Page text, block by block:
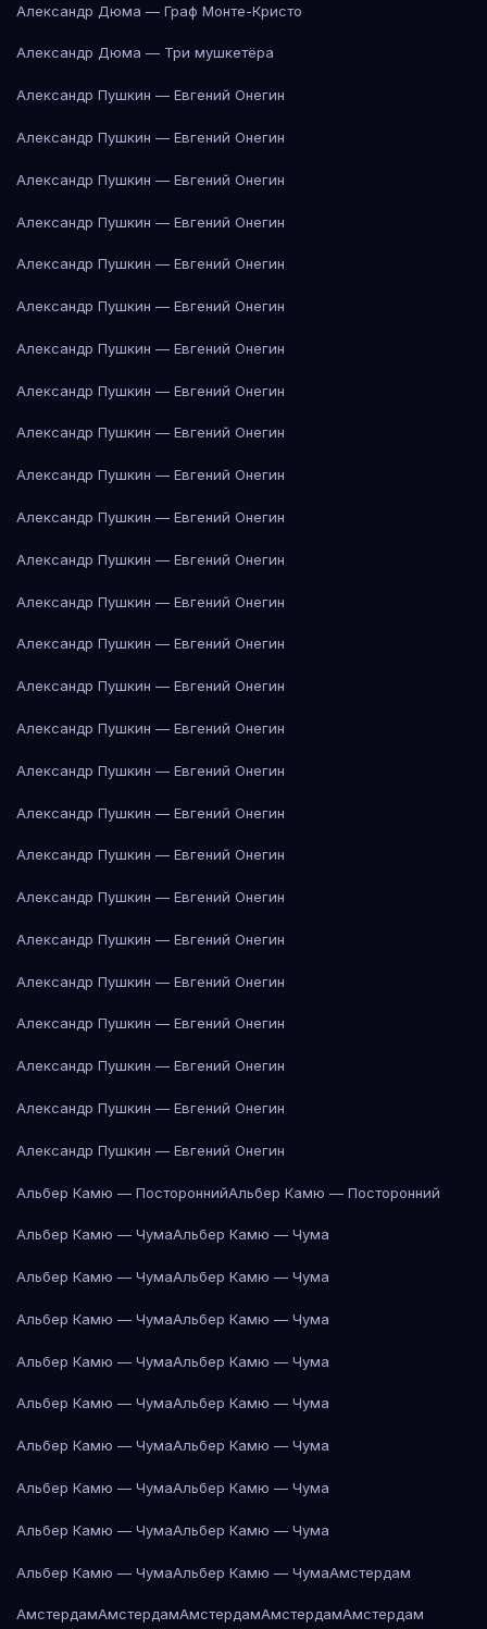
Александр Дюма — Граф Монте-Кристо
Александр Дюма — Три мушкетёра
Александр Пушкин — Евгений Онегин
Александр Пушкин — Евгений Онегин
Александр Пушкин — Евгений Онегин
Александр Пушкин — Евгений Онегин
Александр Пушкин — Евгений Онегин
Александр Пушкин — Евгений Онегин
Александр Пушкин — Евгений Онегин
Александр Пушкин — Евгений Онегин
Александр Пушкин — Евгений Онегин
Александр Пушкин — Евгений Онегин
Александр Пушкин — Евгений Онегин
Александр Пушкин — Евгений Онегин
Александр Пушкин — Евгений Онегин
Александр Пушкин — Евгений Онегин
Александр Пушкин — Евгений Онегин
Александр Пушкин — Евгений Онегин
Александр Пушкин — Евгений Онегин
Александр Пушкин — Евгений Онегин
Александр Пушкин — Евгений Онегин
Александр Пушкин — Евгений Онегин
Александр Пушкин — Евгений Онегин
Александр Пушкин — Евгений Онегин
Александр Пушкин — Евгений Онегин
Александр Пушкин — Евгений Онегин
Александр Пушкин — Евгений Онегин
Александр Пушкин — Евгений Онегин
Альбер Камю — ПостороннийАльбер Камю — Посторонний
Альбер Камю — ЧумаАльбер Камю — Чума
Альбер Камю — ЧумаАльбер Камю — Чума
Альбер Камю — ЧумаАльбер Камю — Чума
Альбер Камю — ЧумаАльбер Камю — Чума
Альбер Камю — ЧумаАльбер Камю — Чума
Альбер Камю — ЧумаАльбер Камю — Чума
Альбер Камю — ЧумаАльбер Камю — Чума
Альбер Камю — ЧумаАльбер Камю — Чума
Альбер Камю — ЧумаАльбер Камю — ЧумаАмстердам
АмстердамАмстердамАмстердамАмстердамАмстердам